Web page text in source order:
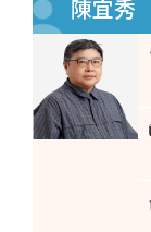
陳宜秀